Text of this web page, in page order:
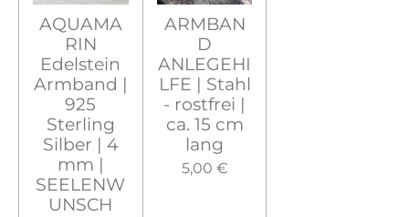
AQUAMA
RIN
Edelstein
Armband |
925
Sterling
Silber | 4
mm |
SEELENW
UNSCH
ARMBAN
D
ANLEGEHI
LFE | Stahl
- rostfrei |
ca. 15 cm
lang
5,00 €